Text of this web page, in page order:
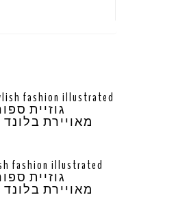
fashion illustrated